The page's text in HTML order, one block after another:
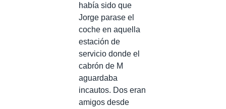
había sido que
Jorge parase el
coche en aquella
estación de
servicio donde el
cabrón de M
aguardaba
incautos. Dos eran
amigos desde